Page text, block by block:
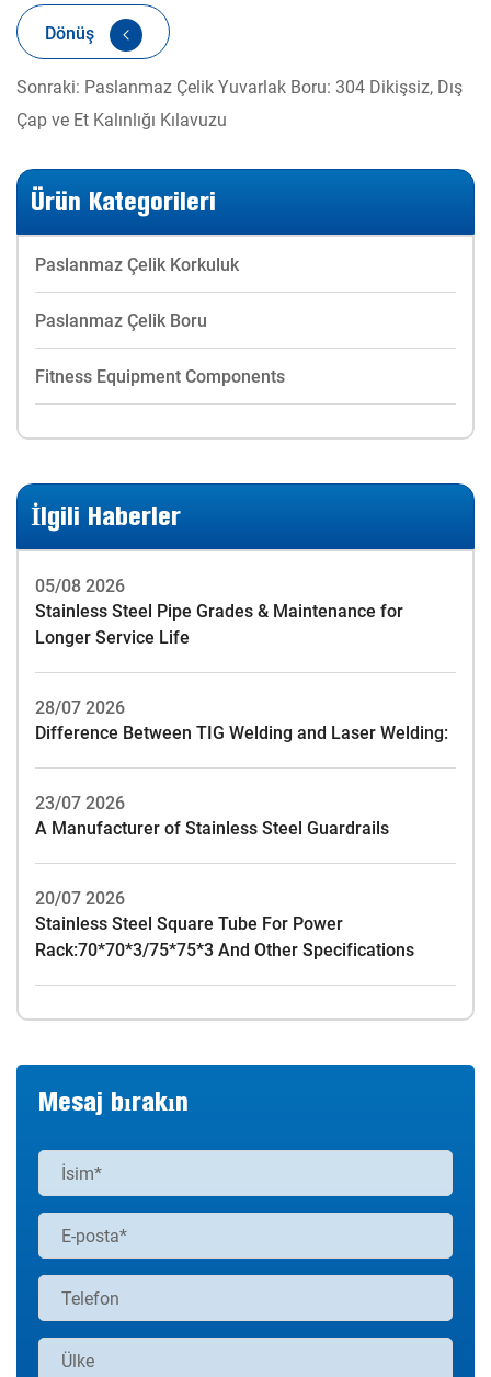
Dönüş
Sonraki: Paslanmaz Çelik Yuvarlak Boru: 304 Dikişsiz, Dış
Çap ve Et Kalınlığı Kılavuzu
Ürün Kategorileri
Paslanmaz Çelik Korkuluk
Paslanmaz Çelik Boru
Fitness Equipment Components
İlgili Haberler
05/08 2026
Stainless Steel Pipe Grades & Maintenance for
Longer Service Life
28/07 2026
Difference Between TIG Welding and Laser Welding:
23/07 2026
A Manufacturer of Stainless Steel Guardrails
20/07 2026
Stainless Steel Square Tube For Power
Rack:70*70*3/75*75*3 And Other Specifications
Mesaj bırakın